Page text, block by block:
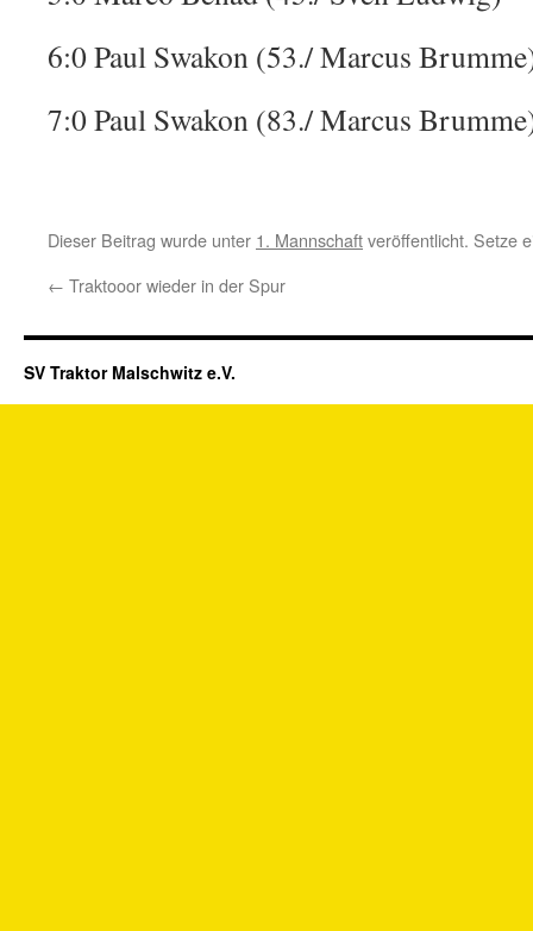
6:0 Paul Swakon (53./ Marcus
7:0 Paul Swakon (83./ Marcus
Dieser Beitrag wurde unter 1. Mannschaftveröffentlicht. Setze
← Traktooor wieder in der Spur
SV Traktor Malschwitz e.V.